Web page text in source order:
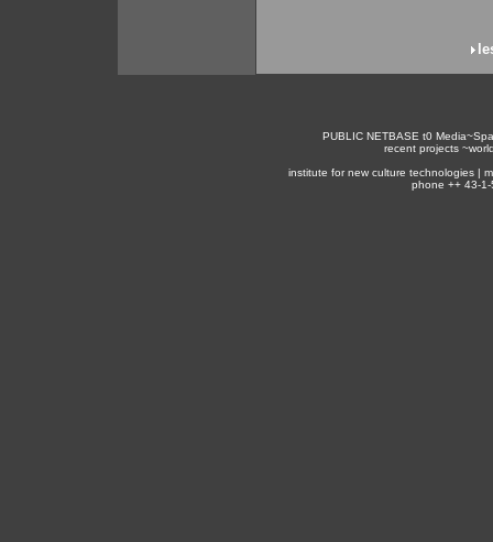
PUBLIC NETBASE t0
recent projects ~
institute for new culture technologies |
phone ++ 43-